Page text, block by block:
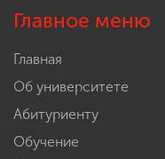
Главное меню
Главная
Об университете